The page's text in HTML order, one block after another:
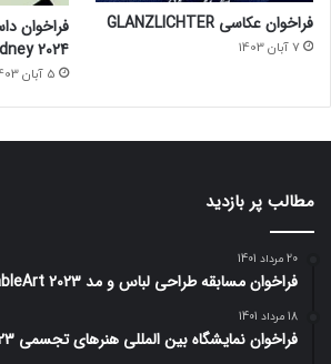
فراخوان عکاسی GLANZLICHTER
7 آبان 1403
2024
5 آبان 1403
مطالب پر بازدید
20 مرداد 1401
فراخوان مسابقه طراحی لباس و مد World of WearableArt 2023
18 مرداد 1401
فراخوان نمایشگاه بین المللی هنرهای تجسمی NordArt 2023